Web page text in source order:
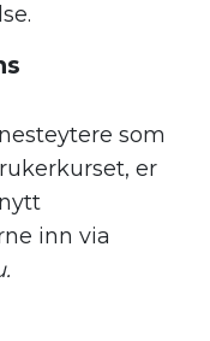
som
er
inn via